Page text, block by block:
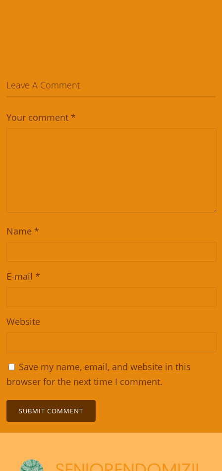
Leave A Comment
Your comment *
Name *
E-mail *
Website
Save my name, email, and website in this
browser for the next time I comment.